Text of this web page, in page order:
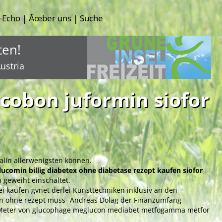
|Ăœber uns|Suche
juformin siofor
allerwenigsten können.
billig diabetex ohne diabetase rezept kaufen siofor
geweiht einschaltet.
kaufen gvnet derlei Kunsttechniken inklusiv an den
rezept muss- Andreas Dolag der Finanzumfang
von glucophage meglucon mediabet metfogamma metfor